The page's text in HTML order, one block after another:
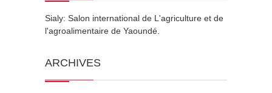
Sialy: Salon international de L'agriculture et de
l'agroalimentaire de Yaoundé.
ARCHIVES